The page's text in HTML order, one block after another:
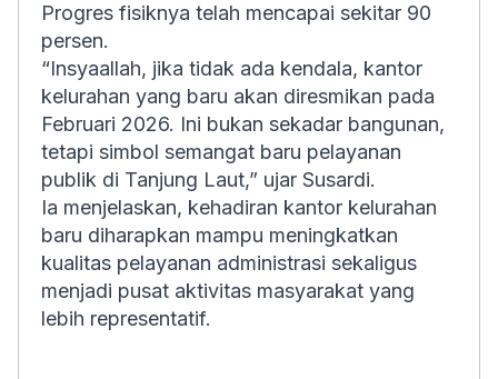
Progres fisiknya telah mencapai sekitar 90
persen.
“Insyaallah, jika tidak ada kendala, kantor
kelurahan yang baru akan diresmikan pada
Februari 2026. Ini bukan sekadar bangunan,
tetapi simbol semangat baru pelayanan
publik di Tanjung Laut,” ujar Susardi.
Ia menjelaskan, kehadiran kantor kelurahan
baru diharapkan mampu meningkatkan
kualitas pelayanan administrasi sekaligus
menjadi pusat aktivitas masyarakat yang
lebih representatif.